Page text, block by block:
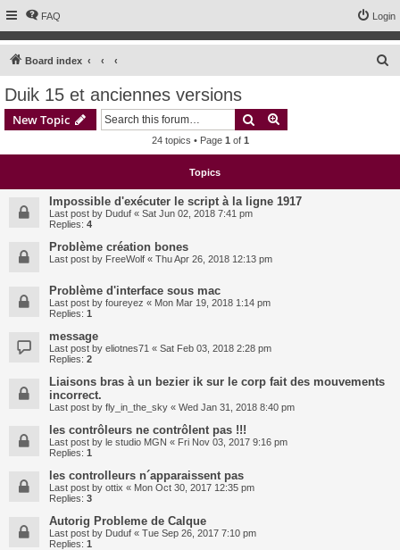
FAQ Login
Board index
Duik 15 et anciennes versions
New Topic Search
24 topics • Page 1 of 1
Topics
Impossible d'exécuter le script à la ligne 1917
Last post by Duduf « Sat Jun 02, 2018 7:41 pm
Replies: 4
Problème création bones
Last post by FreeWolf « Thu Apr 26, 2018 12:13 pm
Problème d'interface sous mac
Last post by foureyez « Mon Mar 19, 2018 1:14 pm
Replies: 1
message
Last post by eliotnes71 « Sat Feb 03, 2018 2:28 pm
Replies: 2
Liaisons bras à un bezier ik sur le corp fait des mouvements
incorrect.
Last post by fly_in_the_sky « Wed Jan 31, 2018 8:40 pm
les contrôleurs ne contrôlent pas !!!
Last post by le studio MGN « Fri Nov 03, 2017 9:16 pm
Replies: 1
les controlleurs n´apparaissent pas
Last post by ottix « Mon Oct 30, 2017 12:35 pm
Replies: 3
Autorig Probleme de Calque
Last post by Duduf « Tue Sep 26, 2017 7:10 pm
Replies: 1